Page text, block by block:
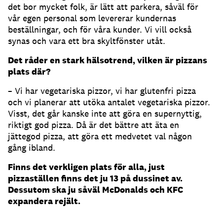
det bor mycket folk, är lätt att parkera, såväl för
vår egen personal som levererar kundernas
beställningar, och för våra kunder. Vi vill också
synas och vara ett bra skyltfönster utåt.
Det råder en stark hälsotrend, vilken är pizzans
plats där?
– Vi har vegetariska pizzor, vi har glutenfri pizza
och vi planerar att utöka antalet vegetariska pizzor.
Visst, det går kanske inte att göra en supernyttig,
riktigt god pizza. Då är det bättre att äta en
jättegod pizza, att göra ett medvetet val någon
gång ibland.
Finns det verkligen plats för alla, just
pizzaställen finns det ju 13 på dussinet av.
Dessutom ska ju såväl McDonalds och KFC
expandera rejält.